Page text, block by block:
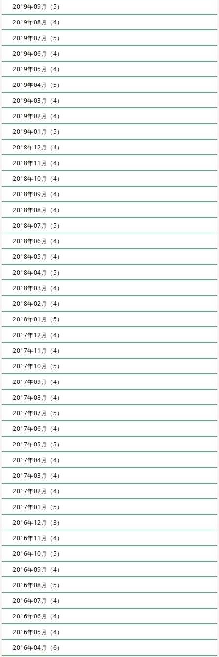
2019年09月（5）
2019年08月（4）
2019年07月（5）
2019年06月（4）
2019年05月（4）
2019年04月（5）
2019年03月（4）
2019年02月（4）
2019年01月（5）
2018年12月（4）
2018年11月（4）
2018年10月（4）
2018年09月（4）
2018年08月（4）
2018年07月（5）
2018年06月（4）
2018年05月（4）
2018年04月（5）
2018年03月（4）
2018年02月（4）
2018年01月（5）
2017年12月（4）
2017年11月（4）
2017年10月（5）
2017年09月（4）
2017年08月（4）
2017年07月（5）
2017年06月（4）
2017年05月（5）
2017年04月（4）
2017年03月（4）
2017年02月（4）
2017年01月（5）
2016年12月（3）
2016年11月（4）
2016年10月（5）
2016年09月（4）
2016年08月（5）
2016年07月（4）
2016年06月（4）
2016年05月（4）
2016年04月（6）